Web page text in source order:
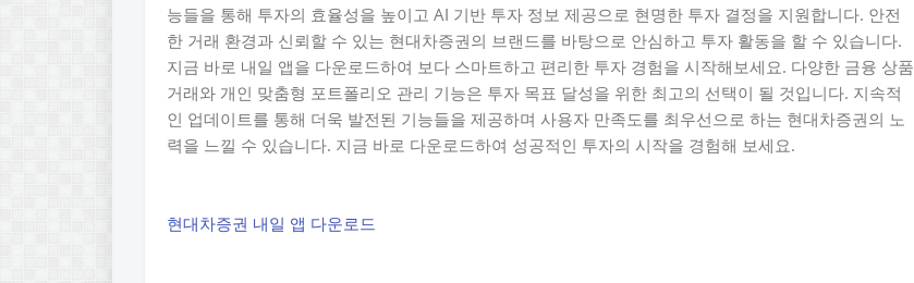
능들을 통해 투자의 효율성을 높이고 AI 기반 투자 정보 제공으로 현명한 투자 결정을 지원합니다. 안전
한 거래 환경과 신뢰할 수 있는 현대차증권의 브랜드를 바탕으로 안심하고 투자 활동을 할 수 있습니다.
지금 바로 내일 앱을 다운로드하여 보다 스마트하고 편리한 투자 경험을 시작해보세요. 다양한 금융 상품
거래와 개인 맞춤형 포트폴리오 관리 기능은 투자 목표 달성을 위한 최고의 선택이 될 것입니다. 지속적
인 업데이트를 통해 더욱 발전된 기능들을 제공하며 사용자 만족도를 최우선으로 하는 현대차증권의 노
력을 느낄 수 있습니다. 지금 바로 다운로드하여 성공적인 투자의 시작을 경험해 보세요.
현대차증권 내일 앱 다운로드